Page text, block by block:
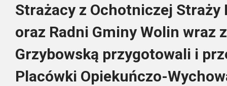
Strażacy z Ochotniczej Straży
oraz Radni Gminy Wolin wraz
Grzybowską przygotowali i
Placówki Opiekuńczo-